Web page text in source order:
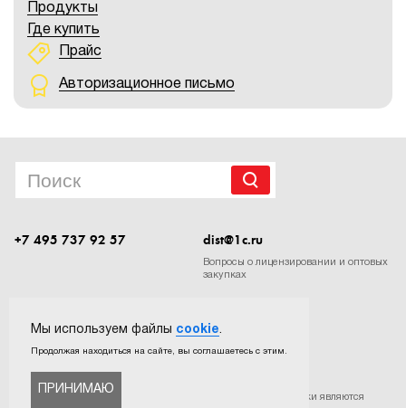
Продукты
Где купить
Прайс
Авторизационное письмо
+7 495 737 92 57 dist@1c.ru
Вопросы о лицензировании и оптовых
закупках
. Все права защищены. Все торговые марки являются
Мы используем файлы cookie.
Продолжая находиться на сайте, вы соглашаетесь с этим.
ПРИНИМАЮ